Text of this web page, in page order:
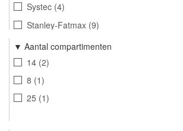
Systec 4
Stanley-Fatmax 9
Woodies Ultimate 1
Aantal compartimenten
14 2
8 1
25 1